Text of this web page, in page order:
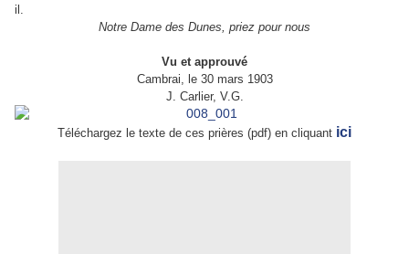
il.
Notre Dame des Dunes, priez pour nous
Vu et approuvé
Cambrai, le 30 mars 1903
J. Carlier, V.G.
Téléchargez le texte de ces prières (pdf) en cliquant ici